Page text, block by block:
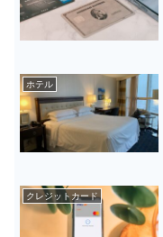
ホテル
クレジットカード